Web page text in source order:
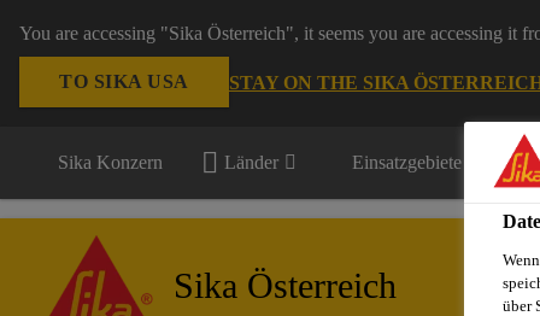
You are accessing "Sika Österreich", it seems you are accessing it
TO SIKA USA STAY ON THE SIKA
Sika Konzern Länder Einsatzgebiete
Sika Österreich
über